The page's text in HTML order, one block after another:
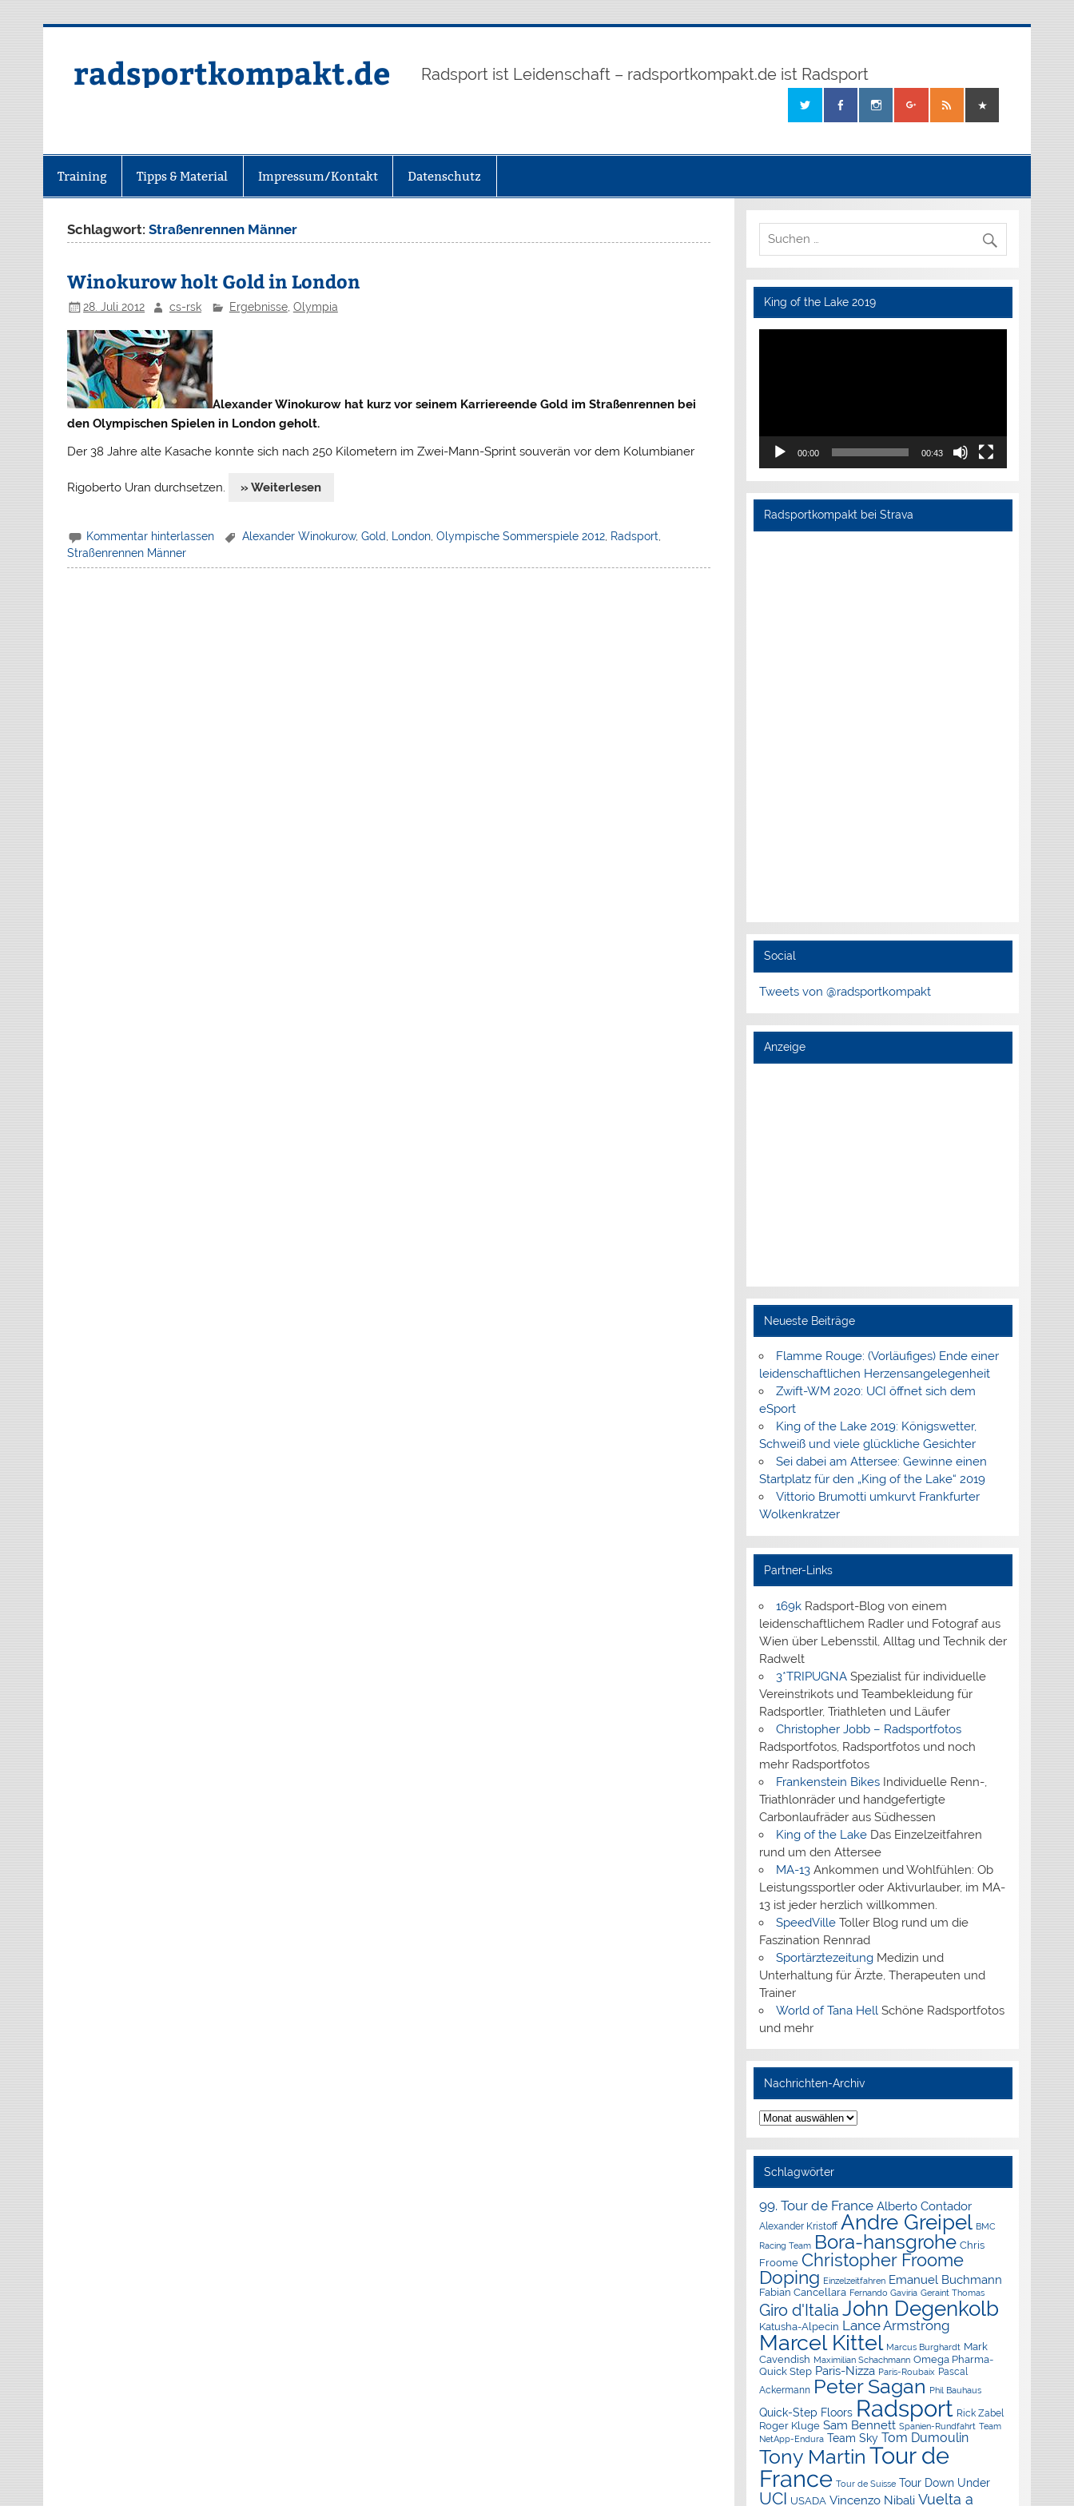
radsportkompakt.de Radsport ist Leidenschaft – radsportkompakt.de ist Radsport
Training Tipps & Material Impressum/Kontakt Datenschutz
Schlagwort:Straßenrennen Männer
Winokurow holt Gold in London
28. Juli 2012 cs-rsk Ergebnisse, Olympia
Alexander Winokurow hat kurz vor seinem Karriereende Gold im Straßenrennen bei
den Olympischen Spielen in London geholt.
Der 38 Jahre alte Kasache konnte sich nach 250 Kilometern im Zwei-Mann-Sprint souverän vor dem Kolumbianer
Rigoberto Uran durchsetzen. » Weiterlesen
Kommentar hinterlassen Alexander Winokurow, Gold London, Olympische Sommerspiele 2012, Radsport
Straßenrennen Männer
King of the Lake 2019
Video-
00:00 00:43
Radsportkompakt bei Strava
Social
Tweets von @radsportkompakt
Anzeige
Neueste Beiträge
Flamme Rouge: (Vorläufiges) Ende einer
leidenschaftlichen Herzensangelegenheit
Zwift-WM 2020: UCI öffnet sich dem
eSport
King of the Lake 2019: Königswetter,
Schweiß und viele glückliche Gesichter
Sei dabei am Attersee: Gewinne einen
Startplatz für den „King of the Lake“ 2019
Vittorio Brumotti umkurvt Frankfurter
Wolkenkratzer
Partner-Links
169kRadsport-Blog von einem
leidenschaftlichem Radler und Fotograf aus
Wien über Lebensstil, Alltag und Technik der
Radwelt
3*TRIPUGNASpezialist für individuelle
Vereinstrikots und Teambekleidung für
Radsportler, Triathleten und Läufer
Christopher Jobb – Radsportfotos
Radsportfotos, Radsportfotos und noch
mehr Radsportfotos
Frankenstein BikesIndividuelle Renn-,
Triathlonräder und handgefertigte
Carbonlaufräder aus Südhessen
King of the LakeDas Einzelzeitfahren
rund um den Attersee
MA-13Ankommen und Wohlfühlen: Ob
Leistungssportler oder Aktivurlauber, im MA-
13 ist jeder herzlich willkommen.
SpeedVilleToller Blog rund um die
Faszination Rennrad
SportärztezeitungMedizin und
Unterhaltung für Ärzte, Therapeuten und
Trainer
World of Tana Hell Schöne Radsportfotos
und mehr
Nachrichten-Archiv
Nachrichten-
Archiv
Schlagwörter
99. Tour de France Alberto Contador
Alexander Kristoff Andre Greipel BMC
Racing Team Bora-hansgrohe Chris
Froome Christopher Froome
Doping Einzelzeitfahren Emanuel Buchmann
Fabian Cancellara Fernando Gaviria Geraint Thomas
Giro d'Italia John Degenkolb
Katusha-Alpecin Lance Armstrong
Marcel Kittel Marcus Burghardt Mark
Cavendish Maximilian Schachmann Omega Pharma-
Quick Step Paris-Nizza Paris-Roubaix Pascal
Ackermann Peter Sagan Phil Bauhaus
Quick-Step Floors Radsport Rick Zabel
Roger Kluge Sam Bennett Spanien-Rundfahrt Team
NetApp-Endura Team Sky Tom Dumoulin
Tony Martin Tour de
France Tour de Suisse Tour Down Under
UCI USADA Vincenzo Nibali Vuelta a